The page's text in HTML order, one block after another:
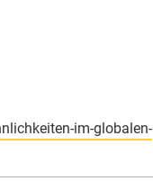
im-globalen-